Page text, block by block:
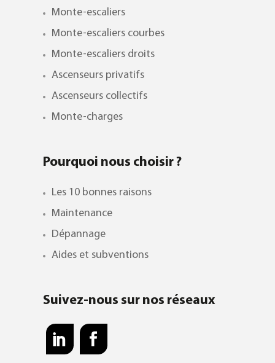
Monte-escaliers
Monte-escaliers courbes
Monte-escaliers droits
Ascenseurs privatifs
Ascenseurs collectifs
Monte-charges
Pourquoi nous choisir ?
Les 10 bonnes raisons
Maintenance
Dépannage
Aides et subventions
Suivez-nous sur nos réseaux